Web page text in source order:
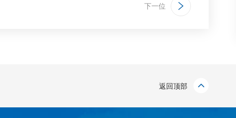
下一位
返回顶部